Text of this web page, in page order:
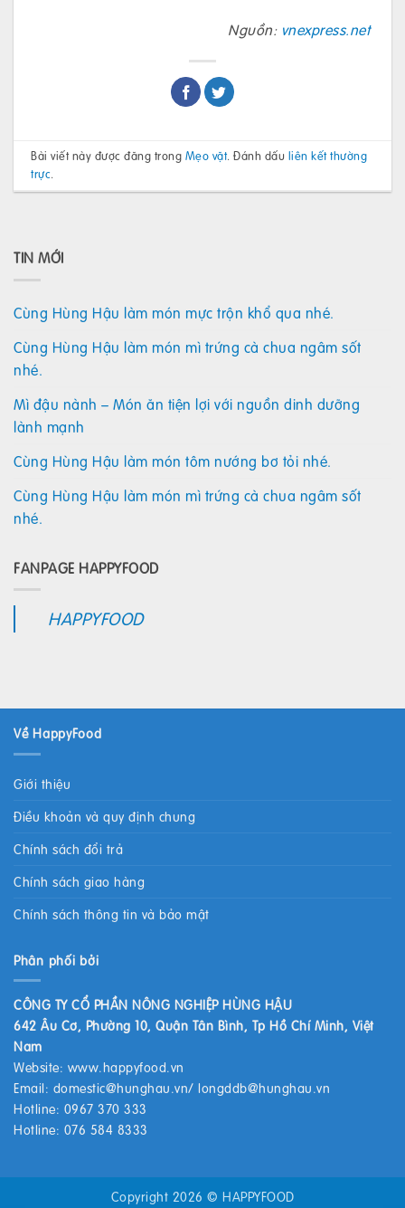
Nguồn: vnexpress.net
Bài viết này được đăng trong Mẹo vặt. Đánh dấu liên kết thường
trực.
TIN MỚI
Cùng Hùng Hậu làm món mực trộn khổ qua nhé.
Cùng Hùng Hậu làm món mì trứng cà chua ngâm sốt
nhé.
Mì đậu nành – Món ăn tiện lợi với nguồn dinh dưỡng
lành mạnh
Cùng Hùng Hậu làm món tôm nướng bơ tỏi nhé.
Cùng Hùng Hậu làm món mì trứng cà chua ngâm sốt
nhé.
FANPAGE HAPPYFOOD
HAPPYFOOD
Về HappyFood
Giới thiệu
Điều khoản và quy định chung
Chính sách đổi trả
Chính sách giao hàng
Chính sách thông tin và bảo mật
Phân phối bởi
CÔNG TY CỔ PHẦN NÔNG NGHIỆP HÙNG HẬU
642 Âu Cơ, Phường 10, Quận Tân Bình, Tp Hồ Chí Minh, Việt
Nam
Website: www.happyfood.vn
Email: domestic@hunghau.vn/ longddb@hunghau.vn
Hotline: 0967 370 333
Hotline: 076 584 8333
Copyright 2026 © HAPPYFOOD